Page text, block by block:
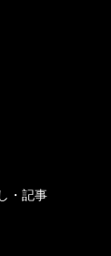
・記事